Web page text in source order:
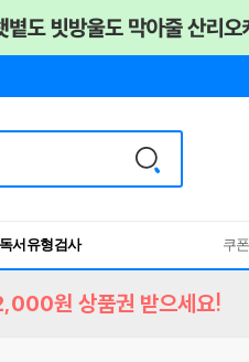
독서유형검사
Lab
쿠
원 상품권 받으세요!